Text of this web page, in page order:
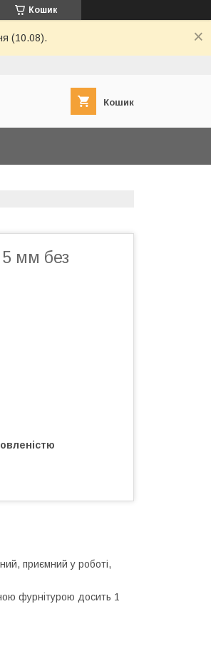
Кошик
(10.08).
Кошик
мм без
приємний у роботі,
фурнітурою досить 1